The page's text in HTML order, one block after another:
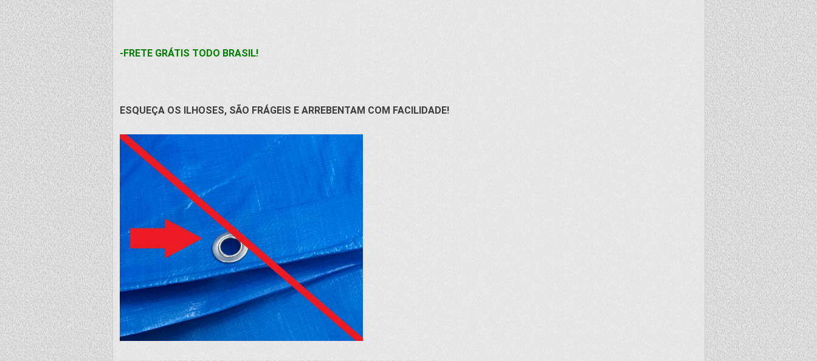
-FRETE GRÁTIS TODO BRASIL!
ESQUEÇA OS ILHOSES, SÃO FRÁGEIS E ARREBENTAM COM FACILIDADE!